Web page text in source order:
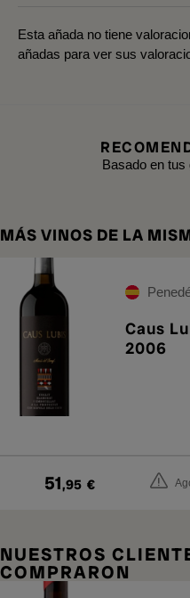
Esta añada no tiene
añadas para ver sus
Basado en
MÁS VINOS DE LA
Caus
2006
51,95 €
NUESTROS
COMPRARON